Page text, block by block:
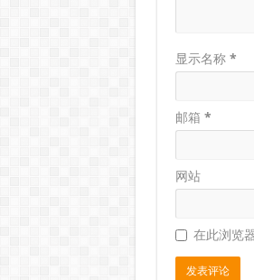
显示名称 *
邮箱 *
网站
在此浏览